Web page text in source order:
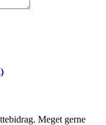
Meget gerne